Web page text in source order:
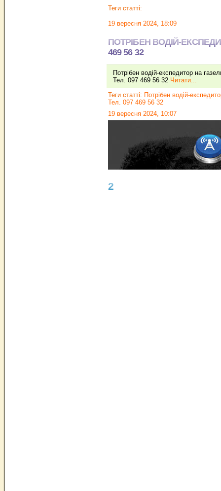
Теги статті:
19 вересня 2024, 18:09
ПОТРІБЕН ВОДІЙ-
469 56 32
Потрібен водій-експедитор на
Тел. 097 469 56 32 Читати...
Теги статті: Потрібен водій-
Тел. 097 469 56 32
19 вересня 2024, 10:07
2